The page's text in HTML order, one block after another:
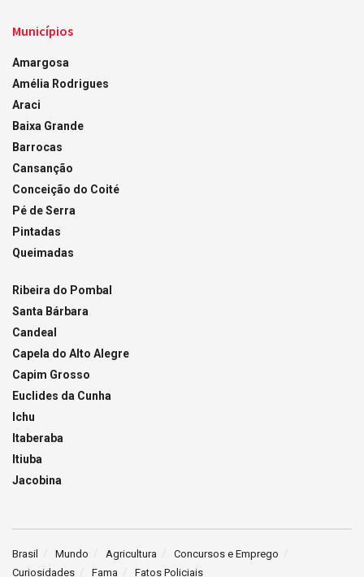
Municípios
Amargosa
Amélia Rodrigues
Araci
Baixa Grande
Barrocas
Cansanção
Conceição do Coité
Pé de Serra
Pintadas
Queimadas
Ribeira do Pombal
Santa Bárbara
Candeal
Capela do Alto Alegre
Capim Grosso
Euclides da Cunha
Ichu
Itaberaba
Itiuba
Jacobina
Brasil Mundo Agricultura
Concursos e Emprego
Curiosidades
Fama Fatos Policiais